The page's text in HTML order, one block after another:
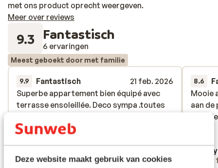
Deze website maakt gebruik van cookies
met ons product oprecht weergeven.
Meer over reviews
9.3 Fantastisch
6 ervaringen
Meest geboekt door met familie
9.9 Fantastisch
21 feb. 2026
Superbe appartement bien équipé avec
terrasse ensoleillée. Deco sympa .toutes
skis,spa,etc…le personnel super.??
Superbe appartement bien équipé avec
terrasse ensoleillée. Deco sympa .toutes
skis,spa,etc…le personnel super.??
Met familie
8.6
Mooie
aan de
Mooie
aan de